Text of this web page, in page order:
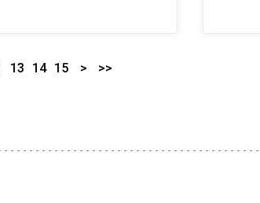
13 14 15 > >>